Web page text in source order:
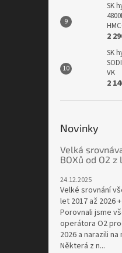
SK
2
SK
VK
2
Novinky
Velká
BOXů od O2
24.12.2025
Velké srovnání
let 2017 až 2026
Porovnali jsme
operátora O2
2026 a narazili
Některá z n...